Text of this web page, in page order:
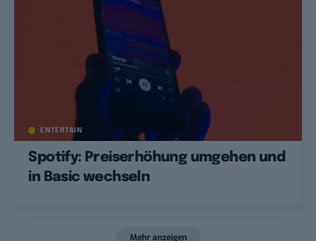
ENTERTAIN
Spotify: Preiserhöhung umgehen und
in Basic wechseln
Mehr anzeigen